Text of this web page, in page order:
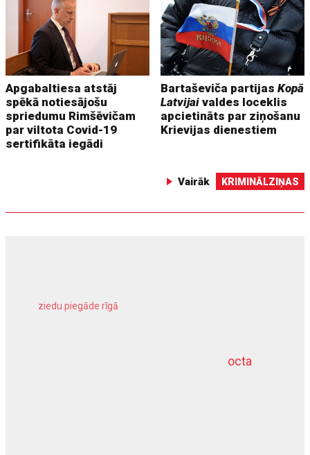
Apgabaltiesa atstāj
spēkā notiesājošu
spriedumu Rimšēvičam
par viltota Covid-19
sertifikāta iegādi
Bartaševiča partijasKopā
Latvijai valdes loceklis
apcietināts par ziņošanu
Krievijas dienestiem
Vairāk KRIMINĀLZIŅAS
octa
ziedu piegāde rīgā
dziļurbums